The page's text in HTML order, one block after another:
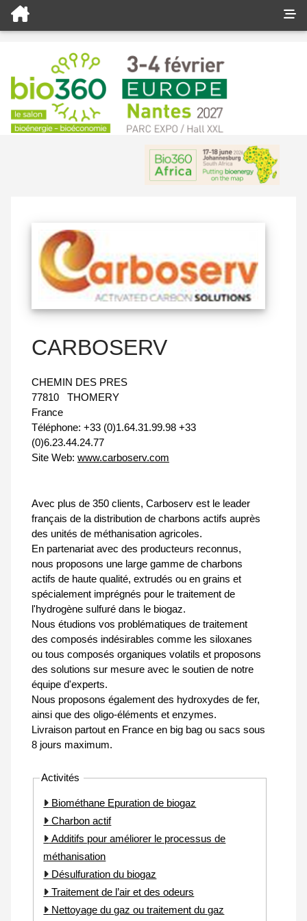
CARBOSERV
CHEMIN DES PRES
77810
THOMERY
France
Téléphone: +33 (0)1.64.31.99.98 +33
(0)6.23.44.24.77
Site Web: www.carboserv.com
Avec plus de 350 clients, Carboserv est le leader
français de la distribution de charbons actifs auprès
des unités de méthanisation agricoles.
En partenariat avec des producteurs reconnus,
nous proposons une large gamme de charbons
actifs de haute qualité, extrudés ou en grains et
spécialement imprégnés pour le traitement de
l'hydrogène sulfuré dans le biogaz.
Nous étudions vos problématiques de traitement
des composés indésirables comme les siloxanes
ou tous composés organiques volatils et proposons
des solutions sur mesure avec le soutien de notre
équipe d'experts.
Nous proposons également des hydroxydes de fer,
ainsi que des oligo-éléments et enzymes.
Livraison partout en France en big bag ou sacs sous
8 jours maximum.
Activités
Biométhane Epuration de biogaz
Charbon actif
Additifs pour améliorer le processus de
méthanisation
Désulfuration du biogaz
Traitement de l’air et des odeurs
Nettoyage du gaz ou traitement du gaz